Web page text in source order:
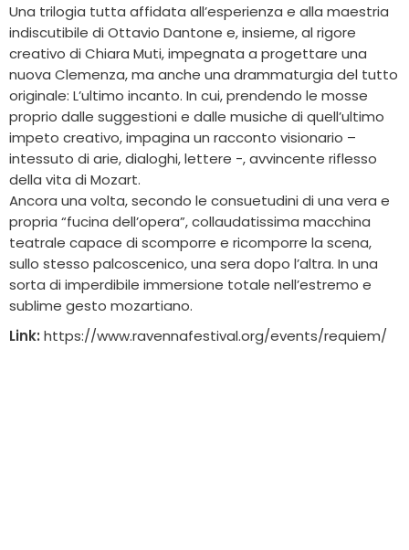
Una trilogia tutta affidata all’esperienza e alla maestria
indiscutibile di Ottavio Dantone e, insieme, al rigore
creativo di Chiara Muti, impegnata a progettare una
nuova Clemenza, ma anche una drammaturgia del tutto
originale: L’ultimo incanto. In cui, prendendo le mosse
proprio dalle suggestioni e dalle musiche di quell’ultimo
impeto creativo, impagina un racconto visionario –
intessuto di arie, dialoghi, lettere -, avvincente riflesso
della vita di Mozart.
Ancora una volta, secondo le consuetudini di una vera e
propria “fucina dell’opera”, collaudatissima macchina
teatrale capace di scomporre e ricomporre la scena,
sullo stesso palcoscenico, una sera dopo l’altra. In una
sorta di imperdibile immersione totale nell’estremo e
sublime gesto mozartiano.
Link: https://www.ravennafestival.org/events/requiem/